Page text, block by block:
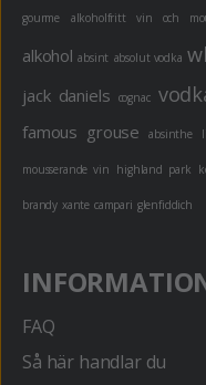
gourme alkoholfritt vin och
alkohol absint absolut vodka
jack daniels cognac
famous grouse absinthe
mousserande vin highland park
brandy xante campari glenfiddich
FAQ
Så här handlar du